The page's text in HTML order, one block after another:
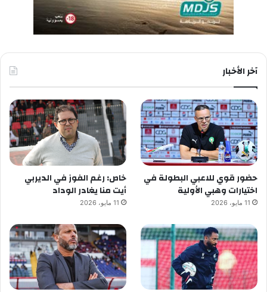
آخر الأخبار
حضور قوي للاعبي البطولة في
اختيارات وهبي الأولية
11 مايو، 2026
خاص: رغم الفوز في الديربي
أيت منا يغادر الوداد
11 مايو، 2026